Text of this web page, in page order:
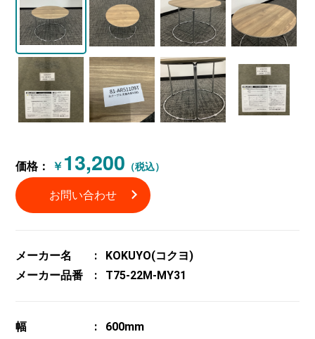
価格： ￥ 13,200 （税込）
お問い合わせ
メーカー名
KOKUYO(コクヨ)
メーカー品番
T75-22M-MY31
幅
600mm